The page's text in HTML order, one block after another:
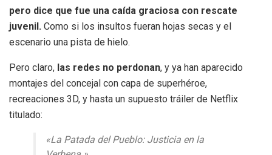
pero dice que fue una caída graciosa con rescate
juvenil. Como si los insultos fueran hojas secas y el
escenario una pista de hielo.
Pero claro, las redes no perdonan, y ya han aparecido
montajes del concejal con capa de superhéroe,
recreaciones 3D, y hasta un supuesto tráiler de Netflix
titulado:
«La Patada del Pueblo: Justicia en la